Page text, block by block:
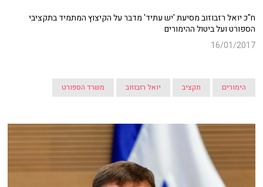
ח"כ יואל רזבוזוב מסיעת 'יש עתיד' מדבר על הקיצוץ המתמיד בתקציבי
הספורט ועל ביטול ההימורים
16/01/2017
הימורים תקציב יואל רזבוזוב משרד הספורט